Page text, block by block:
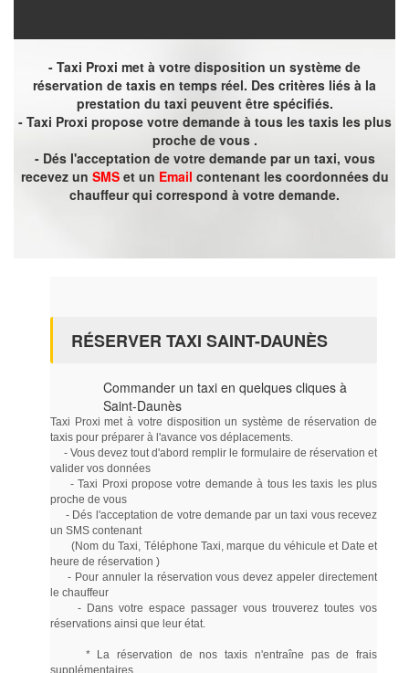
- Taxi Proxi met à votre disposition un système de
réservation de taxis en temps réel. Des critères liés à la
prestation du taxi peuvent être spécifiés.
- Taxi Proxi propose votre demande à tous les taxis les plus
proche de vous .
- Dés l'acceptation de votre demande par un taxi, vous
recevez un SMSet un Email contenant les coordonnées du
chauffeur qui correspond à votre demande.
RÉSERVER TAXI SAINT-DAUNÈS
Commander un taxi en quelques cliques à
Saint-Daunès
Taxi Proxi met à votre disposition un système de réservation de
taxis pour préparer à l'avance vos déplacements.
- Vous devez tout d'abord remplir le formulaire de réservation et
valider vos données
- Taxi Proxi propose votre demande à tous les taxis les plus
proche de vous
- Dés l'acceptation de votre demande par un taxi vous recevez
un SMS contenant
(Nom du Taxi, Téléphone Taxi, marque du véhicule et Date et
heure de réservation )
- Pour annuler la réservation vous devez appeler directement
le chauffeur
- Dans votre espace passager vous trouverez toutes vos
réservations ainsi que leur état.
* La réservation de nos taxis n'entraîne pas de frais
supplémentaires.